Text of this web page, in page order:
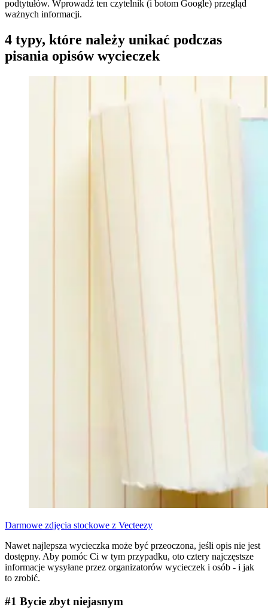
podtytułów. Wprowadź ten czytelnik (i botom Google) przegląd
ważnych informacji.
4 typy, które należy unikać podczas
pisania opisów wycieczek
Darmowe zdjęcia stockowe z Vecteezy
Nawet najlepsza wycieczka może być przeoczona, jeśli opis nie jest
dostępny. Aby pomóc Ci w tym przypadku, oto cztery najczęstsze
informacje wysyłane przez organizatorów wycieczek i osób - i jak
to zrobić.
#1 Bycie zbyt niejasnym